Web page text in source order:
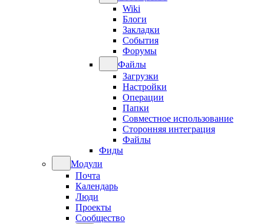
Wiki
Блоги
Закладки
События
Форумы
Файлы
Загрузки
Настройки
Операции
Папки
Совместное использование
Сторонняя интеграция
Файлы
Фиды
Модули
Почта
Календарь
Люди
Проекты
Сообщество